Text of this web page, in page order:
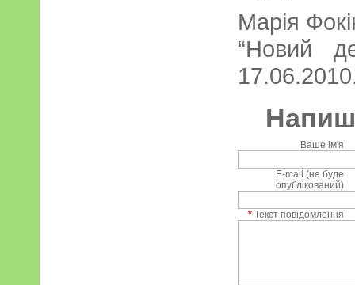
Марія
“Новий
Ваше ім'я
E-mail (не буде
опублікований)
* Текст повідомлення